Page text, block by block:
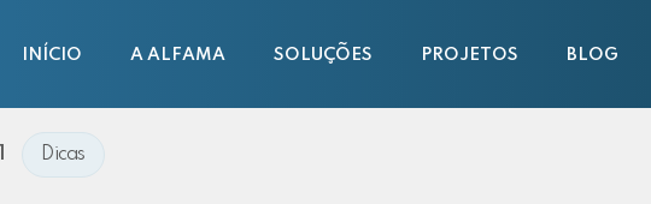
INÍCIO A ALFAMA SOLUÇÕES PROJETOS BLOG
Dicas